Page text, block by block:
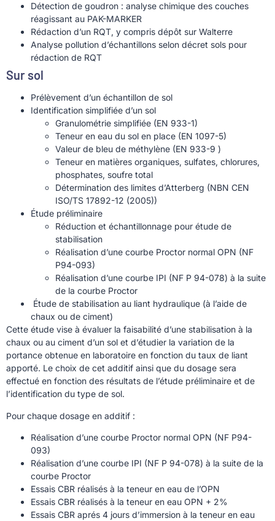
Détection de goudron : analyse chimique des couches
réagissant au PAK-MARKER
Rédaction d’un RQT, y compris dépôt sur Walterre
Analyse pollution d’échantillons selon décret sols pour
rédaction de RQT
Sur sol
Prélèvement d’un échantillon de sol
Identification simplifiée d’un sol
Granulométrie simplifiée (EN 933-1)
Teneur en eau du sol en place (EN 1097-5)
Valeur de bleu de méthylène (EN 933-9 )
Teneur en matières organiques, sulfates, chlorures,
phosphates, soufre total
Détermination des limites d’Atterberg (NBN CEN
ISO/TS 17892-12 (2005))
Étude préliminaire
Réduction et échantillonnage pour étude de
stabilisation
Réalisation d’une courbe Proctor normal OPN (NF
P94-093)
Réalisation d’une courbe IPI (NF P 94-078) à la suite
de la courbe Proctor
Étude de stabilisation au liant hydraulique (à l’aide de
chaux ou de ciment)
Cette étude vise à évaluer la faisabilité d’une stabilisation à la
chaux ou au ciment d’un sol et d’étudier la variation de la
portance obtenue en laboratoire en fonction du taux de liant
apporté. Le choix de cet additif ainsi que du dosage sera
effectué en fonction des résultats de l’étude préliminaire et de
l’identification du type de sol.
Pour chaque dosage en additif :
Réalisation d’une courbe Proctor normal OPN (NF P94-
093)
Réalisation d’une courbe IPI (NF P 94-078) à la suite de la
courbe Proctor
Essais CBR réalisés à la teneur en eau de l’OPN
Essais CBR réalisés à la teneur en eau OPN + 2%
Essais CBR aprés 4 jours d’immersion à la teneur en eau